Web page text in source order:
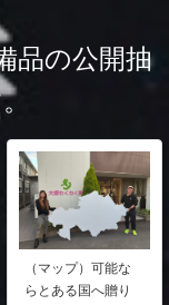
品の公開抽
（マップ）可能な
らとある国へ贈り